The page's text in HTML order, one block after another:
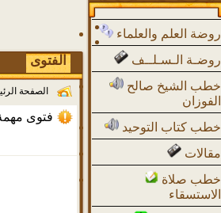
روضة العلم والعلماء
روضـة الـسـلــف
الفوزان
خطب كتاب التوحيد
مقالات
الاستسقاء
الفتوى
الصفحة
فتوى